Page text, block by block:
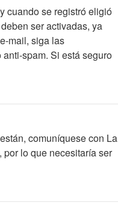
cuando se registró eligió
ser activadas, ya
mail, siga las
spam. Si está seguro
comuníquese con La
lo que necesitaría ser